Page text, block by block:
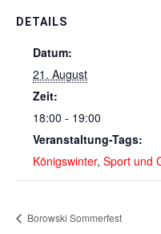
DETAILS
Datum:
21. August
Zeit:
18:00 - 19:00
Veranstaltung-Tags:
Königswinter, Sport und
Borowski Sommerfest